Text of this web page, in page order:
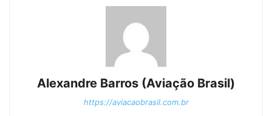
Alexandre Barros (Aviação Brasil)
https://aviacaobrasil.com.br